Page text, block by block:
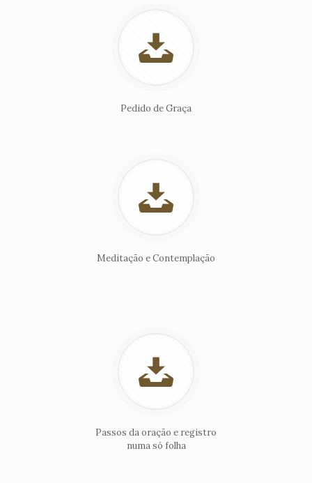
Pedido de Graça
Meditação e Contemplação
Passos da oração e registro
numa só folha